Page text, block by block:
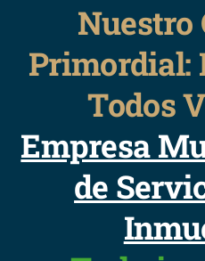
Nuestro
Primordial:
Todos
Empresa
de